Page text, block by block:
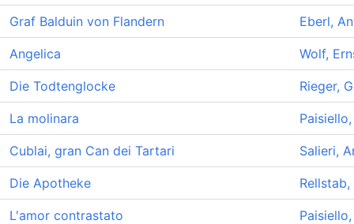
Graf Balduin von Flandern Eberl,
Angelica Wolf,
Die Todtenglocke Rieger,
La molinara
Cublai, gran Can dei Tartari Salieri,
Die Apotheke
L'amor contrastato